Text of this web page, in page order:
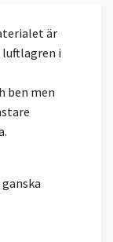
är
luftlagren i
ben men